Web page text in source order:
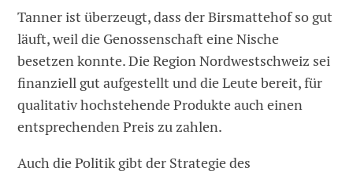
Tanner ist überzeugt, dass der Birsmattehof so gut
läuft, weil die Genossenschaft eine Nische
besetzen konnte. Die Region Nordwestschweiz sei
finanziell gut aufgestellt und die Leute bereit, für
qualitativ hochstehende Produkte auch einen
entsprechenden Preis zu zahlen.
Auch die Politik gibt der Strategie des